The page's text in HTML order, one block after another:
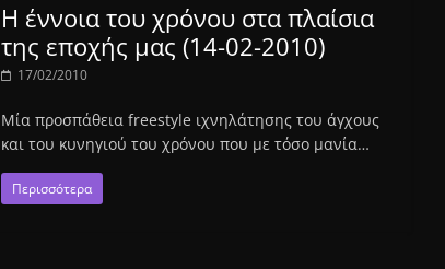
Η έννοια του χρόνου στα πλαίσια
της εποχής μας (14-02-2010)
17/02/2010
Μία προσπάθεια freestyle ιχνηλάτησης του άγχους
και του κυνηγιού του χρόνου που με τόσο μανία…
Περισσότερα